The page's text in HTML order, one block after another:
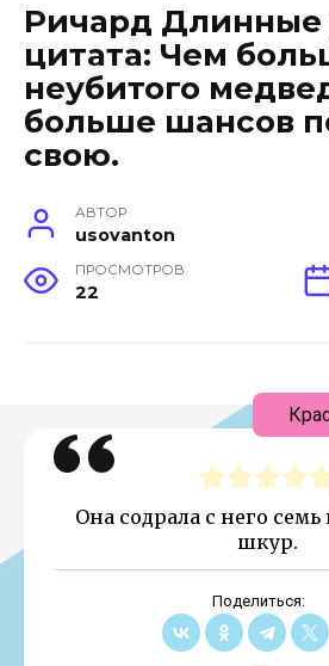
Ричард Длинные
цитата: Чем
неубитого
больше шансов
свою.
АВТОР
usovanton
ПРОСМОТРОВ
22
Она содрала с него
шкур.
Поделиться: